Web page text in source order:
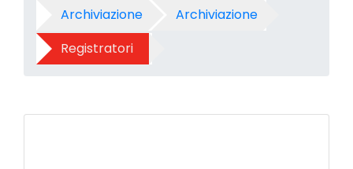
Archiviazione
Archiviazione
Registratori